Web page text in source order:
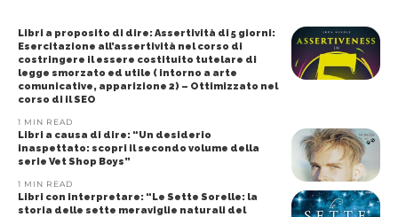
Libri a proposito di dire: Assertività di 5 giorni:
Esercitazione all’assertività nel corso di
costringere il essere costituito tutelare di
legge smorzato ed utile ( intorno a arte
comunicative, apparizione 2) – Ottimizzato nel
corso di il SEO
1 MIN READ
Libri a causa di dire: “Un desiderio
inaspettato: scopri il secondo volume della
serie Vet Shop Boys”
1 MIN READ
Libri con interpretare: “Le Sette Sorelle: la
storia delle sette meraviglie naturali del